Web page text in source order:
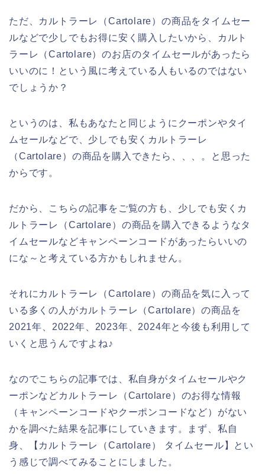
ただ、カルトラーレ（Cartolare）の商品をタイムセー
ルなどで少しでもお得に安く購入したいから、カルト
ラーレ（Cartolare）のお店のタイムセールがあったら
いいのに！という風に考えている人もいるのではない
でしょうか？
というのは、私もあなたと同じようにクーポンやタイ
ムセールなどで、少しでも安くカルトラーレ
（Cartolare）の商品を購入できたら、、、。と思った
からです。
だから、こちらの記事をご覧の方も、少しでも安くカ
ルトラーレ（Cartolare）の商品を購入できるようなタ
イムセールなどキャンペーンコードがあったらいいの
にな～と考えている方かもしれません。
それにカルトラーレ（Cartolare）の商品を気に入って
いる多くの人がカルトラーレ（Cartolare）の商品を
2021年、2022年、2023年、2024年と今後も利用して
いくと思うんですよね♪
なのでこちらの記事では、私自身がタイムセールやク
ーポンなどカルトラーレ（Cartolare）のお得な情報
（キャンペーンコードやクーポンコードなど）がない
かを調べた結果を記事にしていきます。まず、私自
身、【カルトラーレ（Cartolare） タイムセール】とい
う感じで調べてみることにしました。